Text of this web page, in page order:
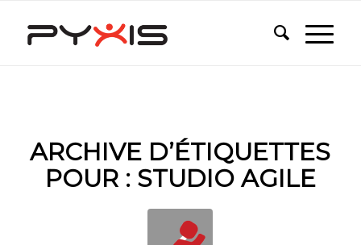
ARCHIVE D’ÉTIQUETTES
POUR : STUDIO AGILE